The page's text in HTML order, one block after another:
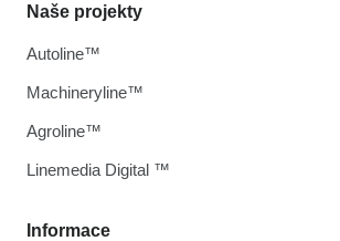
Informace
Naše projekty
Autoline™
Machineryline™
Agroline™
Linemedia Digital ™